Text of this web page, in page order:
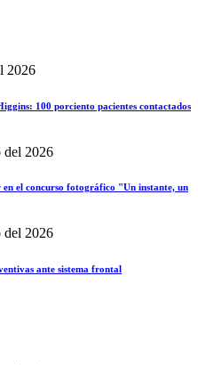
2026
100 porciento pacientes contactados
del 2026
el concurso fotográfico "Un instante, un
del 2026
ante sistema frontal